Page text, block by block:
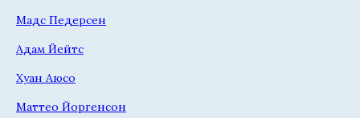
Мадс Педерсен
Адам Йейтс
Хуан Аюсо
Маттео Йоргенсон